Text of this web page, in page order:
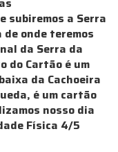
subiremos a Serra
onde teremos
da Serra da
do Cartão é um
da Cachoeira
é um cartão
nosso dia
Física 4/5